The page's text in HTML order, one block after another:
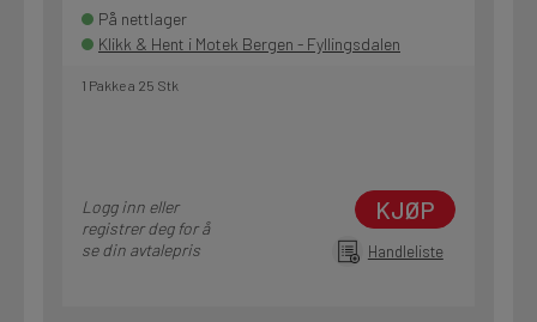
På nettlager
Klikk & Hent i Motek Bergen - Fyllingsdalen
1 Pakke a 25 Stk
Logg inn eller
registrer deg for å
se din avtalepris
KJØP
Handleliste